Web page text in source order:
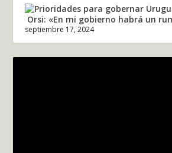
Orsi: «En mi gobierno habrá un
septiembre 17, 2024